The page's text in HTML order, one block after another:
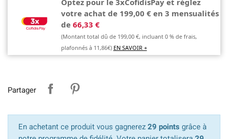
Optez pour le 3xCofidisPay et réglez
votre achat de 199,00 € en 3 mensualités
de 66,33 €
(Montant total dû de 199,00 €, incluant 0 % de frais,
plafonnés à 11,86€) EN SAVOIR +
Partager
En achetant ce produit vous gagnerez 29 points grâce à